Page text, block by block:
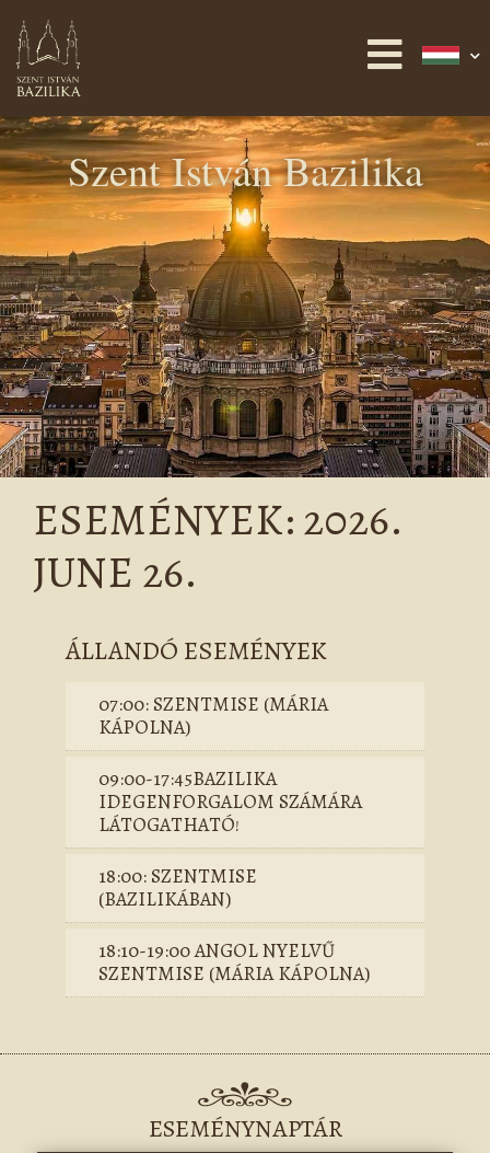
Szent István Bazilika
ESEMÉNYEK: 2026.
JUNE 26.
ÁLLANDÓ ESEMÉNYEK
07:00: SZENTMISE (MÁRIA
KÁPOLNA)
09:00-17:45BAZILIKA
IDEGENFORGALOM SZÁMÁRA
LÁTOGATHATÓ!
18:00: SZENTMISE
(BAZILIKÁBAN)
18:10-19:00 ANGOL NYELVŰ
SZENTMISE (MÁRIA KÁPOLNA)
ESEMÉNYNAPTÁR